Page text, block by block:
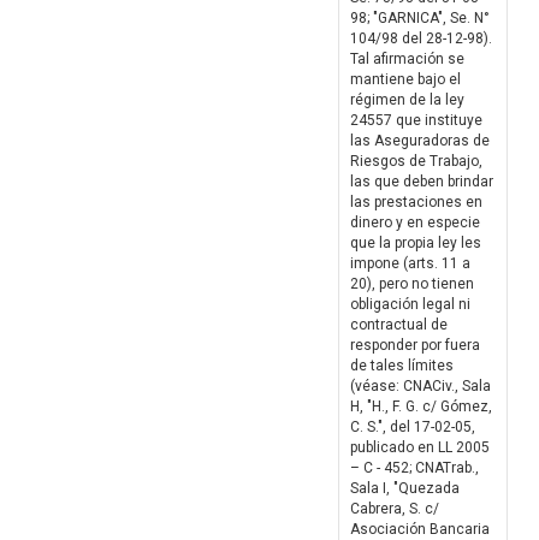
98; "GARNICA", Se. N°
104/98 del 28-12-98).
Tal afirmación se
mantiene bajo el
régimen de la ley
24557 que instituye
las Aseguradoras de
Riesgos de Trabajo,
las que deben brindar
las prestaciones en
dinero y en especie
que la propia ley les
impone (arts. 11 a
20), pero no tienen
obligación legal ni
contractual de
responder por fuera
de tales límites
(véase: CNACiv., Sala
H, "H., F. G. c/ Gómez,
C. S.", del 17-02-05,
publicado en LL 2005
– C - 452; CNATrab.,
Sala I, "Quezada
Cabrera, S. c/
Asociación Bancaria